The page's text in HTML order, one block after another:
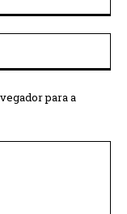
para a